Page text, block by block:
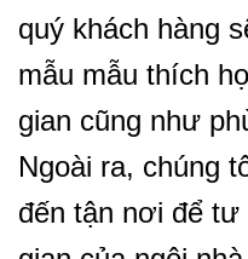
quý khách hàng
mẫu mẫu thích
gian cũng như
Ngoài ra, chúng
đến tận nơi để tư